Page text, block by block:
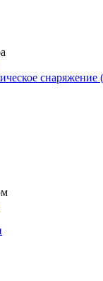
снаряжение